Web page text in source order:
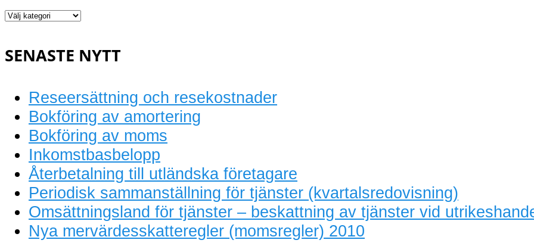
Löpande
SENASTE NYTT
Reseersättning och resekostnader
Bokföring av amortering
Bokföring av moms
Inkomstbasbelopp
Återbetalning till utländska företagare
Periodisk sammanställning för tjänster (kvartalsredovisning)
Omsättningsland för tjänster – beskattning av tjänster vid
Nya mervärdesskatteregler (momsregler) 2010